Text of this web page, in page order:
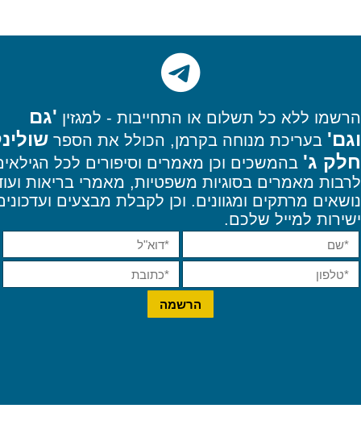
הרשמו ללא כל תשלום או התחייבות - למגזין 'גם
וגם' בעריכת מנוחה בקרמן, הכולל את הספר
חלק ג' בהמשכים וכן מאמרים וסיפורים לכל
לרבות מאמרים בסוגיות משפטיות, מאמרי בריאות
נושאים מרתקים ומגוונים. וכן לקבלת מבצעים
ישירות למייל שלכם.